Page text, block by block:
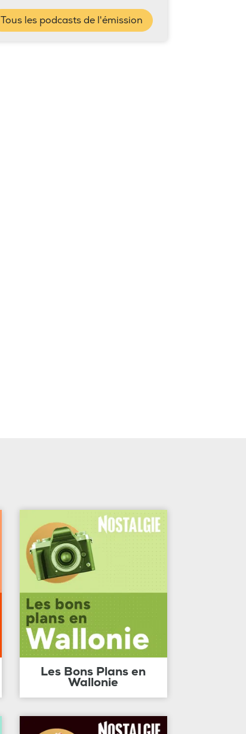
Tous les podcasts de l'émission
Les Bons Plans en
Wallonie